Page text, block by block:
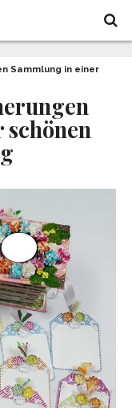
Sammlung in einer